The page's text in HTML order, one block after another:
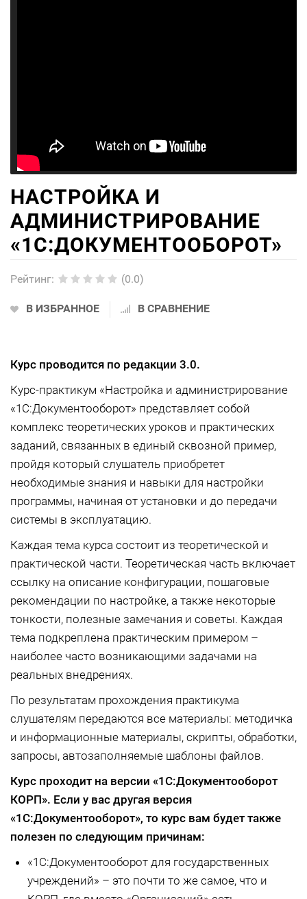
НАСТРОЙКА И
АДМИНИСТРИРОВАНИЕ
«1С:ДОКУМЕНТООБОРОТ»
Рейтинг: (0.0)
В ИЗБРАННОЕ В СРАВНЕНИЕ
Курс проводится по редакции 3.0.
Курс-практикум «Настройка и администрирование
«1С:Документооборот» представляет собой
комплекс теоретических уроков и практических
заданий, связанных в единый сквозной пример,
пройдя который слушатель приобретет
необходимые знания и навыки для настройки
программы, начиная от установки и до передачи
системы в эксплуатацию.
Каждая тема курса состоит из теоретической и
практической части. Теоретическая часть включает
ссылку на описание конфигурации, пошаговые
рекомендации по настройке, а также некоторые
тонкости, полезные замечания и советы. Каждая
тема подкреплена практическим примером –
наиболее часто возникающими задачами на
реальных внедрениях.
По результатам прохождения практикума
слушателям передаются все материалы: методичка
и информационные материалы, скрипты, обработки,
запросы, автозаполняемые шаблоны файлов.
Курс проходит на версии «1С:Документооборот
КОРП». Если у вас другая версия
«1С:Документооборот», то курс вам будет также
полезен по следующим причинам:
«1С:Документооборот для государственных
учреждений» – это почти то же самое, что и